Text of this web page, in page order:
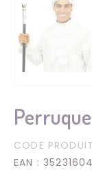
CODE PRODUIT
EAN :